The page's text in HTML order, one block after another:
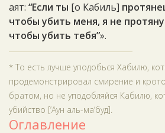
аят: “Если ты [о Кабиль]
чтобы убить меня, я не
чтобы убить тебя”».
* То есть лучше уподобься Хабилю,
продемонстрировал смирение и
братом, но не уподобляйся Кабилю,
убийство [‘Аун аль-ма‘буд].
Оглавление